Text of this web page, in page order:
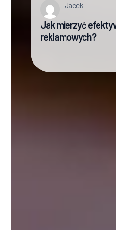
Jacek
Jak mierzyć
reklamowych?